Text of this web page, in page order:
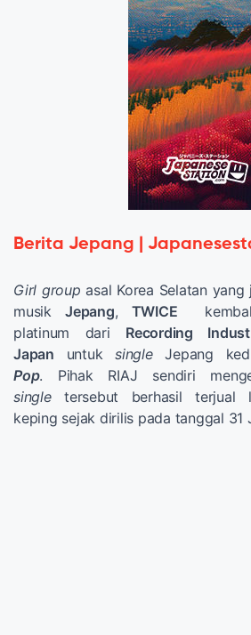
Berita Jepang |
Girl group asal Korea Selatan
musikJepang, TWICE
platinum dari Recording
Japan untuksingleJepang
Pop. Pihak RIAJ sendiri
singletersebut berhasil terjual
keping sejak dirilis pada tanggal 31